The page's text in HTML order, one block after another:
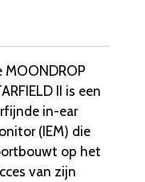
MOONDROP
II is een
in-ear
(IEM) die
op het
van zijn